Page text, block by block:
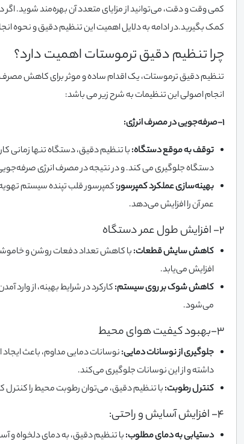
کمی وقت و دقت، می‌توانید از مزایای متعدد آن بهره‌مند
کمک بگیرید.در ادامه به دلایل اهمیت این تنظیم دقیق و نحوه
چرا تنظیم دقیق ترموستات اهمیت دارد؟
تنظیم دقیق ترموستات، یک اقدام ساده و موثر برای کاهش
انجام اصولی این تنظیمات به شرح زیر می باشد:
1-صرفه‌جویی در مصرف انرژی:
توقف به موقع دستگاه:با تنظیم دقیق، دستگاه تنها زمانی
دستگاه جلوگیری می کند. و در نتیجه در مصرف انرژی
بهینه‌سازی عملکرد کمپرسور:کمپرسور قلب تپنده سیستم
عمر آن را افزایش می‌دهد.
2- افزایش طول عمر دستگاه
کاهش سایش قطعات:با کاهش تعداد دفعات روشن و
افزایش می‌یابد.
کاهش شوک بر روی سیستم:کارکرد در شرایط بهینه، از
می‌شود.
3-بهبود کیفیت هوای محیط
جلوگیری از نوسانات دمایی:نوسانات دمایی مداوم، باعث
داشته و از این نوسانات جلوگیری می‌کند.
کنترل رطوبت:با تنظیم دقیق، می‌توان رطوبت محیط را کنترل
4- افزایش آسایش و راحتی:
دستیابی به دمای مطلوب:با تنظیم دقیق، به دمای دلخواه و